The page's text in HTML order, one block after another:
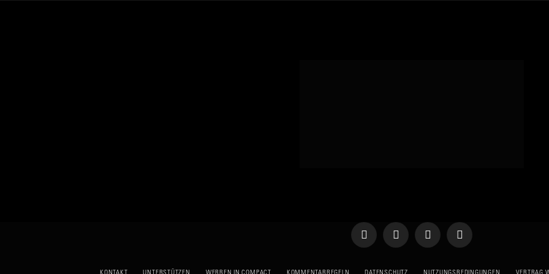
Telegram WhatsAppX
YouTube